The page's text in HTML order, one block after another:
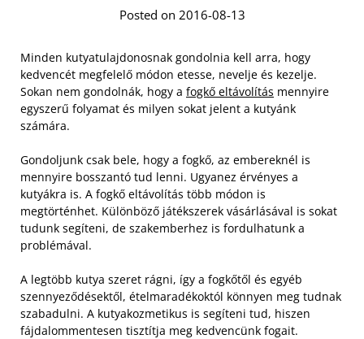
Posted on 2016-08-13
Minden kutyatulajdonosnak gondolnia kell arra, hogy
kedvencét megfelelő módon etesse, nevelje és kezelje.
Sokan nem gondolnák, hogy a fogkő eltávolítás mennyire
egyszerű folyamat és milyen sokat jelent a kutyánk
számára.
Gondoljunk csak bele, hogy a fogkő, az embereknél is
mennyire bosszantó tud lenni. Ugyanez érvényes a
kutyákra is. A fogkő eltávolítás több módon is
megtörténhet. Különböző játékszerek vásárlásával is sokat
tudunk segíteni, de szakemberhez is fordulhatunk a
problémával.
A legtöbb kutya szeret rágni, így a fogkőtől és egyéb
szennyeződésektől, ételmaradékoktól könnyen meg tudnak
szabadulni. A kutyakozmetikus is segíteni tud, hiszen
fájdalommentesen tisztítja meg kedvencünk fogait.